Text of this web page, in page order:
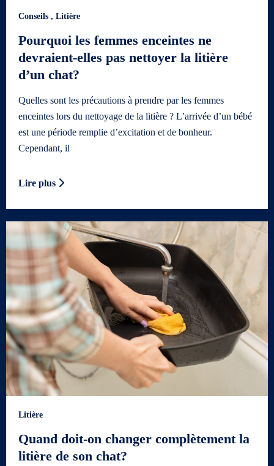
Conseils , Litière
Pourquoi les femmes enceintes ne
devraient-elles pas nettoyer la litière
d’un chat?
Quelles sont les précautions à prendre par les femmes
enceintes lors du nettoyage de la litière ? L’arrivée d’un bébé
est une période remplie d’excitation et de bonheur.
Cependant, il
Lire plus
Litière
Quand doit-on changer complètement la
litière de son chat?